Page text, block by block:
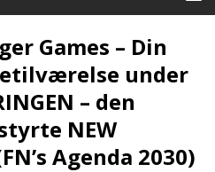
Games – Din
under
– den
NEW
Agenda 2030)